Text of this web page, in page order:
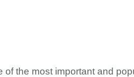
of the most important and